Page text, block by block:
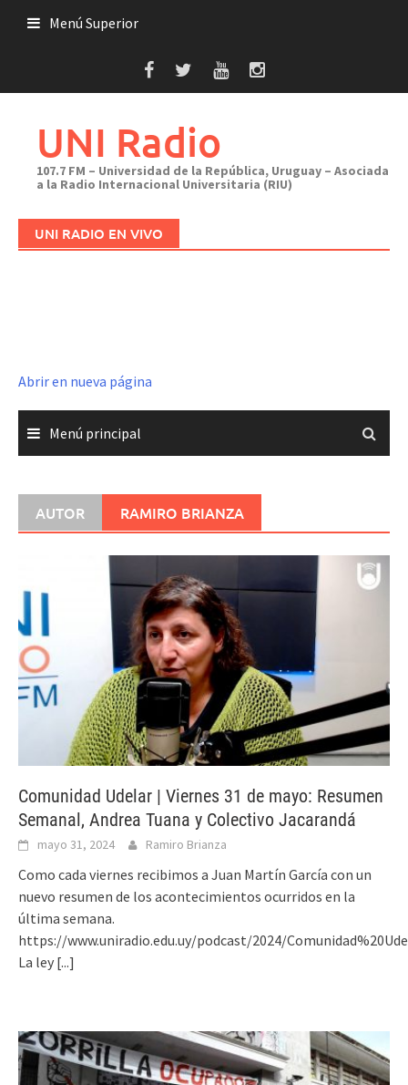
Menú Superior
UNI Radio
107.7 FM – Universidad de la República, Uruguay – Asociada
a la Radio Internacional Universitaria (RIU)
UNI RADIO EN VIVO
Abrir en nueva página
Menú principal
AUTOR RAMIRO BRIANZA
Comunidad Udelar | Viernes 31 de mayo: Resumen
Semanal, Andrea Tuana y Colectivo Jacarandá
mayo 31, 2024 Ramiro Brianza
Como cada viernes recibimos a Juan Martín García con un
nuevo resumen de los acontecimientos ocurridos en la
última semana.
https://www.uniradio.edu.uy/podcast/2024/
La ley [...]